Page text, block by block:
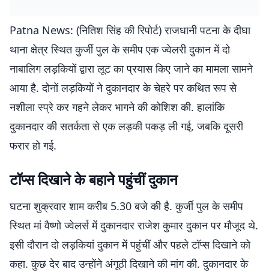
Patna News: (नितिश सिंह की रिपोर्ट) राजधानी पटना के दीघा
थाना क्षेत्र स्थित कुर्जी पुल के समीप एक ज्वेलरी दुकान में दो
नाबालिग लड़कियों द्वारा लूट का प्रयास किए जाने का मामला सामने
आया है. दोनों लड़कियों ने दुकानदार के चेहरे पर कथित रूप से
नशीला स्प्रे कर गहने लेकर भागने की कोशिश की. हालांकि
दुकानदार की सतर्कता से एक लड़की पकड़ ली गई, जबकि दूसरी
फरार हो गई.
टॉप्स दिखाने के बहाने पहुंचीं दुकान
घटना शुक्रवार शाम करीब 5.30 बजे की है. कुर्जी पुल के समीप
स्थित मां वैष्णो ज्वेलर्स में दुकानदार राजेश कुमार दुकान पर मौजूद थे.
इसी दौरान दो लड़कियां दुकान में पहुंचीं और पहले टॉप्स दिखाने को
कहा. कुछ देर बाद उन्होंने अंगूठी दिखाने की मांग की. दुकानदार के